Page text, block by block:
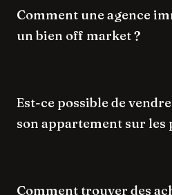
Comment une agence
un bien off market ?
Est-ce possible de
son appartement sur les
Comment trouver des